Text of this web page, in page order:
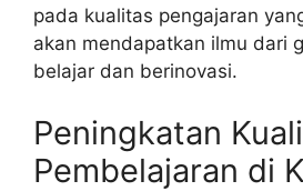
pada kualitas pengajaran
akan mendapatkan ilmu dari
belajar dan berinovasi.
Peningkatan
Pembelajaran di